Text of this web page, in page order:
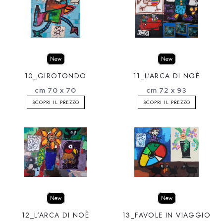
New
10_GIROTONDO
cm 70 x 70
SCOPRI IL PREZZO
New
11_L'ARCA DI NOÈ
cm 72 x 93
SCOPRI IL PREZZO
New
12_L'ARCA DI NOÈ
New
13_FAVOLE IN VIAGGIO